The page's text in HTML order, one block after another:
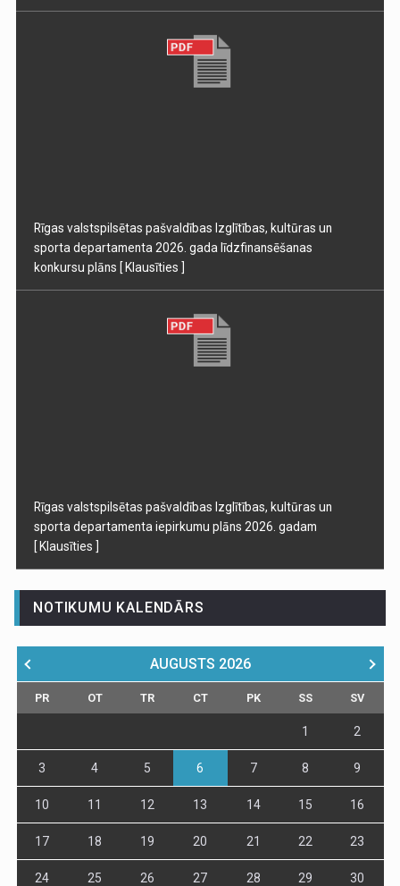
Rīgas valstspilsētas pašvaldības Izglītības, kultūras un
sporta departamenta 2026. gada līdzfinansēšanas
konkursu plāns [ Klausīties ]
Rīgas valstspilsētas pašvaldības Izglītības, kultūras un
sporta departamenta iepirkumu plāns 2026. gadam
[ Klausīties ]
NOTIKUMU KALENDĀRS
AUGUSTS 2026
PR OT TR CT PK SS SV
1 2
3 4 5 6 7 8 9
10 11 12 13 14 15 16
17 18 19 20 21 22 23
24 25 26 27 28 29 30